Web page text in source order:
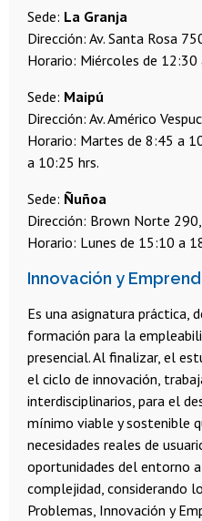
Sede: La Granja
Dirección: Av. Santa Rosa
Horario: Miércoles de
Sede: Maipú
Dirección: Av. Américo
Horario: Martes de 8:45 a
a 10:25 hrs.
Sede: Ñuñoa
Dirección: Brown Norte
Horario: Lunes de 15:10 a
Innovación y
Es una asignatura práctica,
formación para la
presencial. Al finalizar, el
el ciclo de innovación,
interdisciplinarios, para el
mínimo viable y sostenible
necesidades reales de
oportunidades del entorno
complejidad, considerando
Problemas, Innovación y